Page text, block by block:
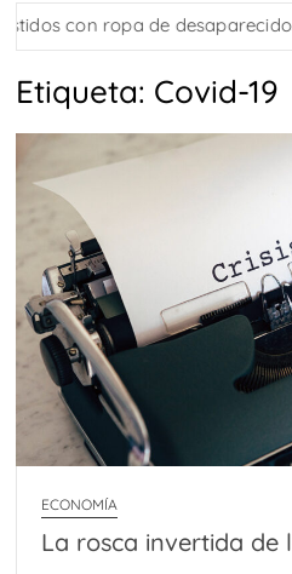
con ropa de desaparecidos
Etiqueta: Covid-19
ECONOMÍA
La rosca invertida de